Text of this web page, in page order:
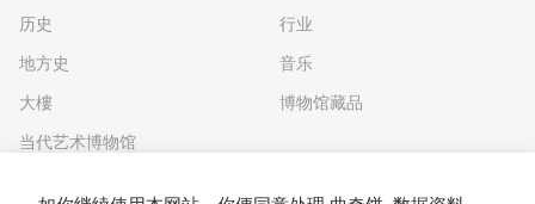
历史
地方史
大樓
当代艺术博物馆
行业
音乐
博物馆藏品